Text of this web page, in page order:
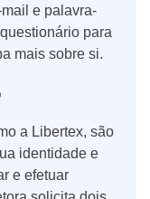
e palavra-
para
mais sobre si.
a Libertex, são
identidade e
e efetuar